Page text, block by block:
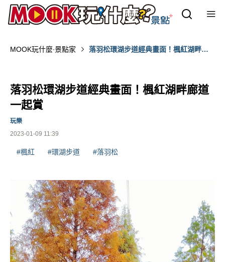
MOOK玩什麼‧景點家
落羽松環湖步道經典畫面！楓紅湖畔廊
落羽松環湖步道經典畫面！楓紅湖畔廊道
一起賞
2023-01-09 11:39
玩樂
#楓紅 #環湖步道 #落羽松